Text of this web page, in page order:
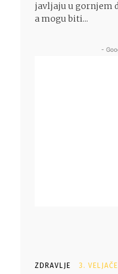
javljaju u gornjem
a mogu biti...
-
ZDRAVLJE 3.